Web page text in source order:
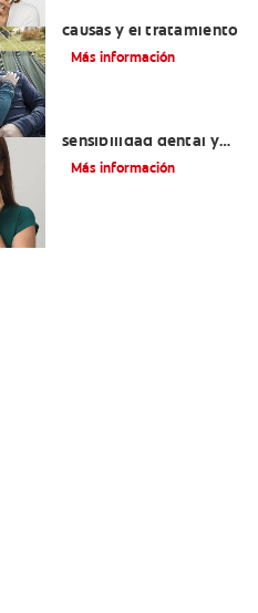
causas y el tratamiento
Más información
sensibilidad dental y
cómo tratarla
Más información